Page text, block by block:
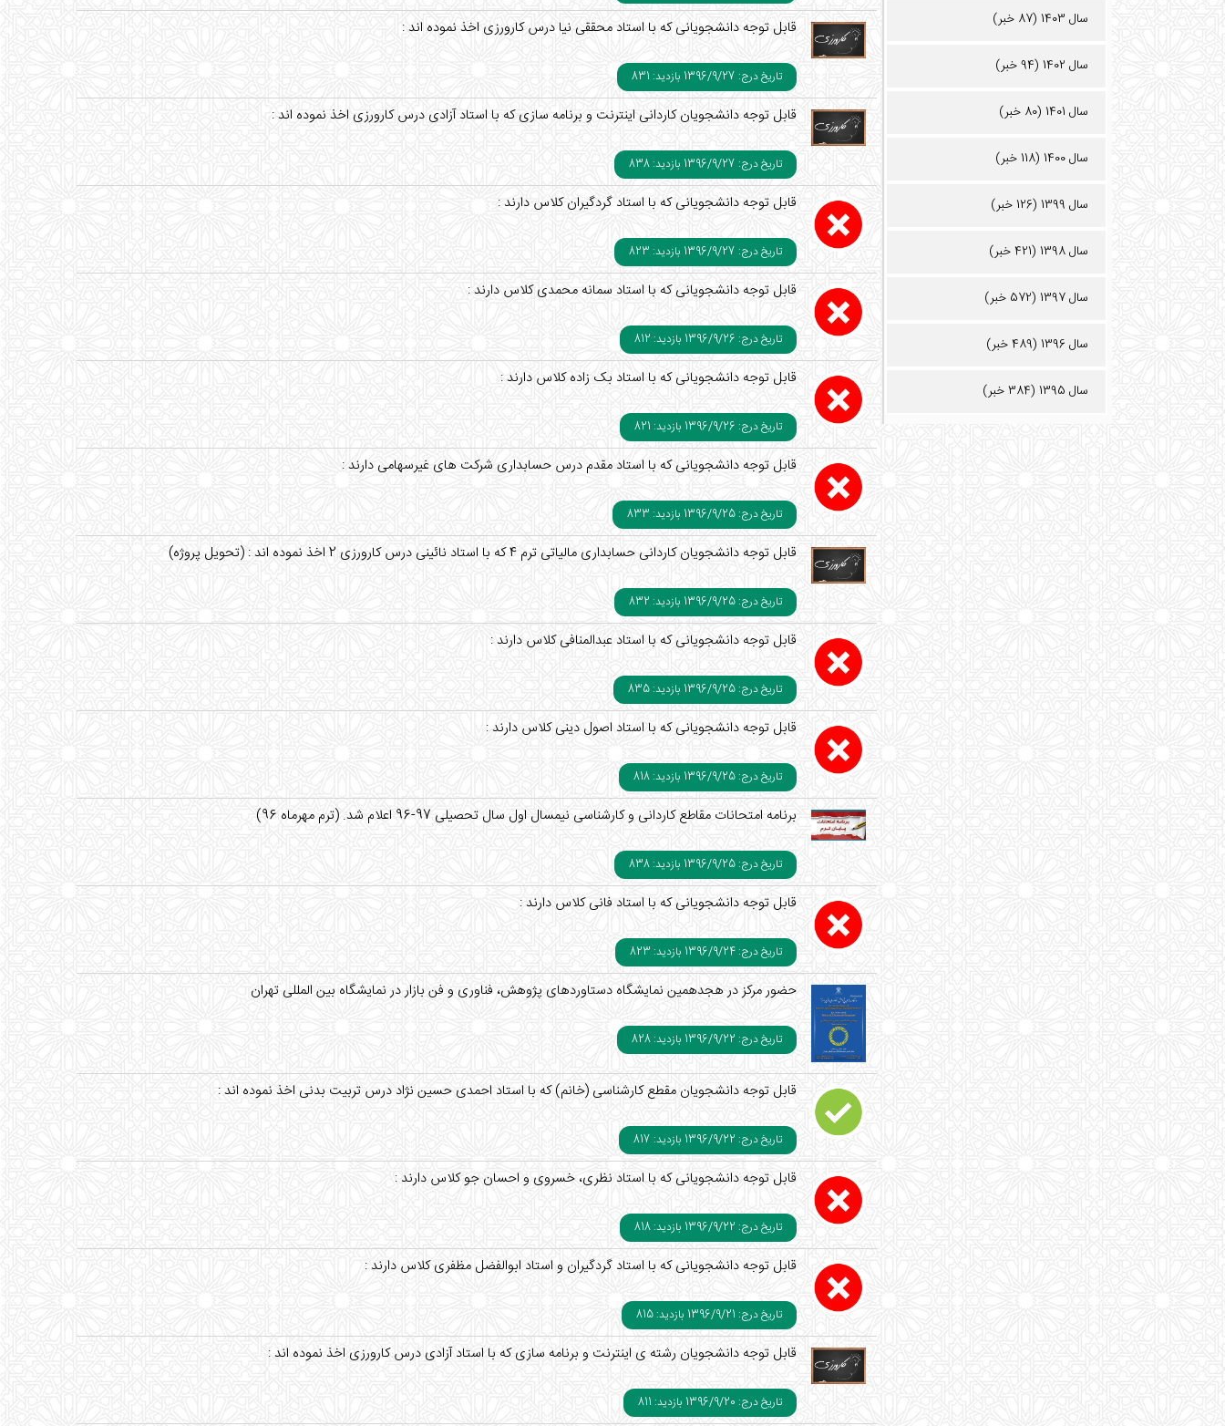
سال 1403 (87 خبر)
سال 1402 (94 خبر)
سال 1401 (80 خبر)
سال 1400 (118 خبر)
سال 1399 (126 خبر)
سال 1398 (421 خبر)
سال 1397 (572 خبر)
سال 1396 (489 خبر)
سال 1395 (384 خبر)
قابل توجه دانشجویانی که با استاد محققی نیا درس کارورزی اخذ نموده اند :
تاریخ درج: 1396/9/27 بازدید: 831
قابل توجه دانشجویان کاردانی اینترنت و برنامه سازی که با استاد آزادی درس کارورزی اخذ نموده اند :
تاریخ درج: 1396/9/27 بازدید: 838
قابل توجه دانشجویانی که با استاد گردگیران کلاس دارند :
تاریخ درج: 1396/9/27 بازدید: 823
قابل توجه دانشجویانی که با استاد سمانه محمدی کلاس دارند :
تاریخ درج: 1396/9/26 بازدید: 812
قابل توجه دانشجویانی که با استاد بک زاده کلاس دارند :
تاریخ درج: 1396/9/26 بازدید: 821
قابل توجه دانشجویانی که با استاد مقدم درس حسابداری شرکت های غیرسهامی دارند :
تاریخ درج: 1396/9/25 بازدید: 833
قابل توجه دانشجویان کاردانی حسابداری مالیاتی ترم 4 که با استاد نائینی درس کارورزی 2 اخذ نموده اند : (تحویل پروژه)
تاریخ درج: 1396/9/25 بازدید: 832
قابل توجه دانشجویانی که با استاد عبدالمنافی کلاس دارند :
تاریخ درج: 1396/9/25 بازدید: 835
قابل توجه دانشجویانی که با استاد اصول دینی کلاس دارند :
تاریخ درج: 1396/9/25 بازدید: 818
برنامه امتحانات مقاطع کاردانی و کارشناسی نیمسال اول سال تحصیلی 97-96 اعلام شد. (ترم مهرماه 96)
تاریخ درج: 1396/9/25 بازدید: 838
قابل توجه دانشجویانی که با استاد فانی کلاس دارند :
تاریخ درج: 1396/9/24 بازدید: 823
حضور مرکز در هجدهمین نمایشگاه دستاوردهای پژوهش، فناوری و فن بازار در نمایشگاه بین المللی تهران
تاریخ درج: 1396/9/22 بازدید: 828
قابل توجه دانشجویان مقطع کارشناسی (خانم) که با استاد احمدی حسین نژاد درس تربیت بدنی اخذ نموده اند :
تاریخ درج: 1396/9/22 بازدید: 817
قابل توجه دانشجویانی که با استاد نظری، خسروی و احسان جو کلاس دارند :
تاریخ درج: 1396/9/22 بازدید: 818
قابل توجه دانشجویانی که با استاد گردگیران و استاد ابوالفضل مظفری کلاس دارند :
تاریخ درج: 1396/9/21 بازدید: 815
قابل توجه دانشجویان رشته ی اینترنت و برنامه سازی که با استاد آزادی درس کارورزی اخذ نموده اند :
تاریخ درج: 1396/9/20 بازدید: 811